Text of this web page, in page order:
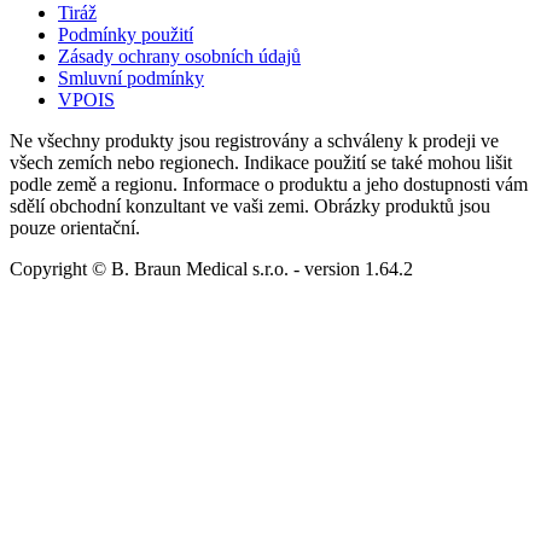
Tiráž
Podmínky použití
Zásady ochrany osobních údajů
Smluvní podmínky
VPOIS
Ne všechny produkty jsou registrovány a schváleny k prodeji ve
všech zemích nebo regionech. Indikace použití se také mohou lišit
podle země a regionu. Informace o produktu a jeho dostupnosti vám
sdělí obchodní konzultant ve vaši zemi. Obrázky produktů jsou
pouze orientační.
Copyright © B. Braun Medical s.r.o. - version 1.64.2